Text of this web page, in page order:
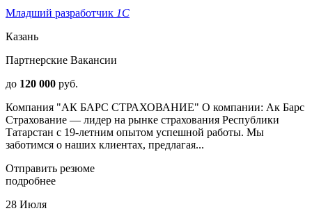
Младший разработчик 1С
Казань
Партнерские Вакансии
до 120 000 руб.
Компания "АК БАРС СТРАХОВАНИЕ" О компании: Ак Барс
Страхование — лидер на рынке страхования Республики
Татарстан с 19-летним опытом успешной работы. Мы
заботимся о наших клиентах, предлагая...
Отправить резюме
подробнее
28 Июля